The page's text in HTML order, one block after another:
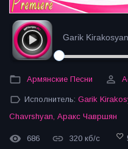
Армянские Песни
Исполнитель: Garik
Chavrshyan, Аракс Чавршян
686 320 кб/с